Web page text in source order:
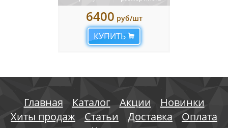
6400 руб/шт
КУПИТЬ
Главная Каталог Акции
Новинки
Хиты продаж
Статьи Доставка
Оплата